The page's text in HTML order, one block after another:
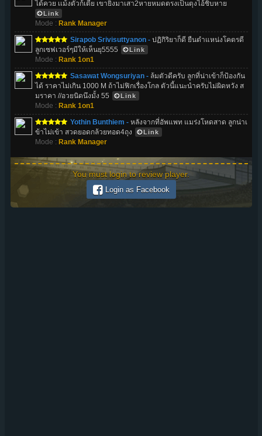
ได้ควย เเม้งตัวก้เตี้ย เขายิงมาเสา2หายหมดตรงเป็นตุงไอ้ชิบหาย
Link
Mode : Rank Manager
Sirapob Srivisuttyanon - ปฏิกิริยาก็ดี ยืนตำแหน่งโคตรดี
ลูกเซฟเวอร์ๆมีให้เห็นยุ5555
Link
Mode : Rank 1on1
Sasawat Wongsuriyan - ล้มตัวดีครับ ลูกที่น่าเข้าก็ป้องกัน
ได้ ราคาไม่เกิน 1000 M ถ้าไม่ฟิกเรื่องโกล ตัวนี้แนะนำครับไม่ผิดหวัง ส
มราคา //อวยนิดนึงมั้ง 55
Link
Mode : Rank 1on1
Yothin Bunthiem - หลังจากที่อัพแพท แมร่งโหดสาด ลูกน่าเ
ข้าไม่เข้า สวดยอดกล้วยทอด4ถุง
Link
Mode : Rank Manager
You must login to review player.
Login as Facebook